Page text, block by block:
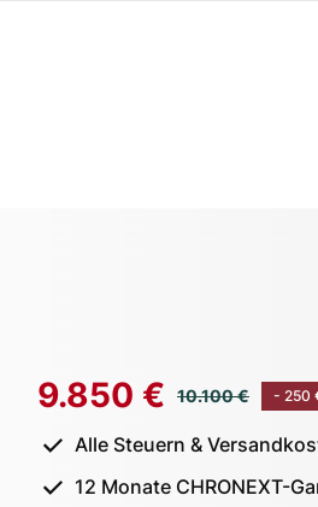
9.850 € 10.100 € - 250
Alle Steuern &
12 Monate CHRONEXT-